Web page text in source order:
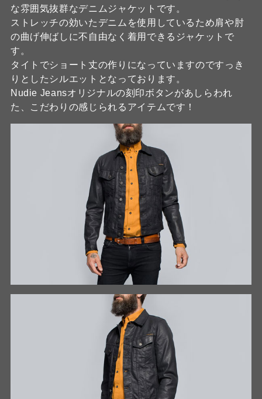
な雰囲気抜群なデニムジャケットです。
ストレッチの効いたデニムを使用しているため肩や肘
の曲げ伸ばしに不自由なく着用できるジャケットで
す。
タイトでショート丈の作りになっていますのですっき
りとしたシルエットとなっております。
Nudie Jeansオリジナルの刻印ボタンがあしらわれ
た、こだわりの感じられるアイテムです！